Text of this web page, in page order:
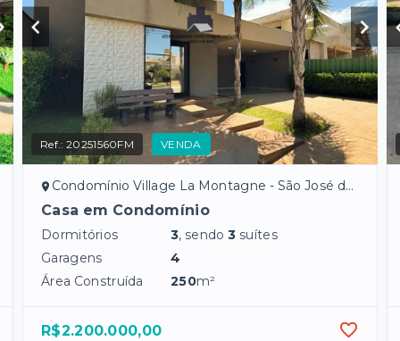
Ref.:20251560FM VENDA
Condomínio Village La Montagne - São José do Rio Preto/SP
Casa em Condomínio
Dormitórios 3, sendo3 suítes
Garagens
4
Área Construída
250m²
R$2.200.000,00